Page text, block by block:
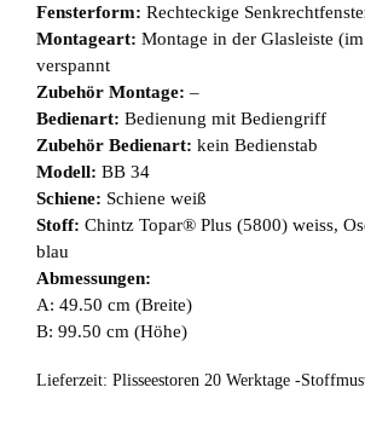
Fensterform: Rechteckige
Montageart: Montage in der Glasleiste
verspannt
Zubehör Montage: –
Bedienart: Bedienung mit Bediengriff
Zubehör Bedienart: kein Bedienstab
Modell: BB 34
Schiene: Schiene weiß
Stoff: Chintz Topar® Plus (5800) weiss,
blau
Abmessungen:
A: 49.50 cm (Breite)
B: 99.50 cm (Höhe)
Lieferzeit: Plisseestoren 20 Werktage -